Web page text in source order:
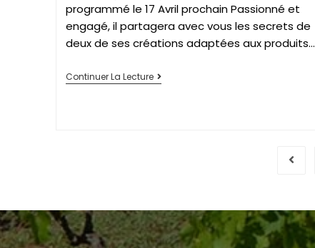
programmé le 17 Avril prochain Passionné et
engagé, il partagera avec vous les secrets de
deux de ses créations adaptées aux produits…
Continuer La Lecture